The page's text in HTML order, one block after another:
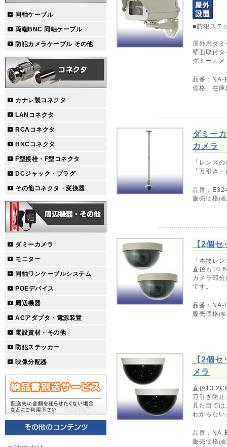
同軸ケーブル
両端BNC 同軸ケーブル
防犯カメラケーブル その他
カナレ製コネクタ
LANコネクタ
RCAコネクタ
BNCコネクタ
F型接栓・F型コネクタ
DCジャック・プラグ
その他コネクタ・変換器
ダミーカメラ
モニター
同軸ワンケーブルシステム
POEデバイス
周辺機器
ACアダプタ・電源装置
電設資材・その他
防犯ステッカー
映像分配器
■防犯ステ
屋外用ダ
壁面取付タ
ダミーカ
品番：NA-
価格、在
ダミー
カメラ
「レンズ
「万引き
品番：
販売価格(
【2個
「本物レ
直径も
カメラ部
です。
品番：NA-
販売価格(
【2個
メラ
直径
万引き防
見た目で
わからな
品番：NA-
販売価格(